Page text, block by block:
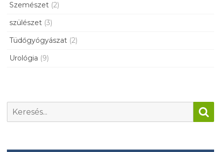
Szemészet (2)
szülészet (3)
Tüdőgyógyászat (2)
Urológia (9)